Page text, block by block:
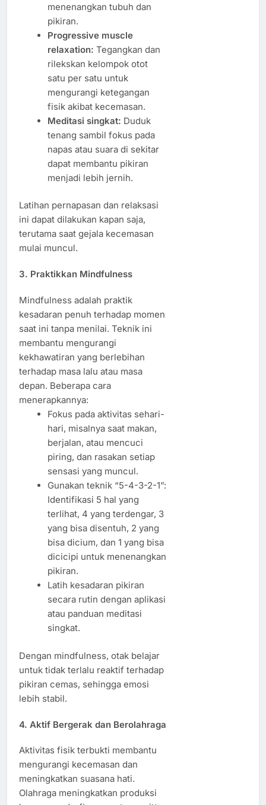
menenangkan tubuh dan
pikiran.
Progressive muscle
relaxation: Tegangkan dan
rilekskan kelompok otot
satu per satu untuk
mengurangi ketegangan
fisik akibat kecemasan.
Meditasi singkat: Duduk
tenang sambil fokus pada
napas atau suara di sekitar
dapat membantu pikiran
menjadi lebih jernih.
Latihan pernapasan dan relaksasi
ini dapat dilakukan kapan saja,
terutama saat gejala kecemasan
mulai muncul.
3. Praktikkan Mindfulness
Mindfulness adalah praktik
kesadaran penuh terhadap momen
saat ini tanpa menilai. Teknik ini
membantu mengurangi
kekhawatiran yang berlebihan
terhadap masa lalu atau masa
depan. Beberapa cara
menerapkannya:
Fokus pada aktivitas sehari-
hari, misalnya saat makan,
berjalan, atau mencuci
piring, dan rasakan setiap
sensasi yang muncul.
Gunakan teknik “5-4-3-2-1”:
Identifikasi 5 hal yang
terlihat, 4 yang terdengar, 3
yang bisa disentuh, 2 yang
bisa dicium, dan 1 yang bisa
dicicipi untuk menenangkan
pikiran.
Latih kesadaran pikiran
secara rutin dengan aplikasi
atau panduan meditasi
singkat.
Dengan mindfulness, otak belajar
untuk tidak terlalu reaktif terhadap
pikiran cemas, sehingga emosi
lebih stabil.
4. Aktif Bergerak dan Berolahraga
Aktivitas fisik terbukti membantu
mengurangi kecemasan dan
meningkatkan suasana hati.
Olahraga meningkatkan produksi